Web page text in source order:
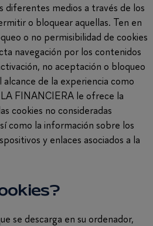
diferentes medios a través de los
o bloquear aquellas. Ten en
o no permisibilidad de cookies
navegación por los contenidos
no aceptación o bloqueo
de la experiencia como
LA FINANCIERA le ofrece la
cookies no consideradas
como la información sobre los
y enlaces asociados a la
se descarga en su ordenador,